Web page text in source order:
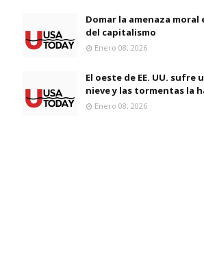
Domar la amenaza moral
del capitalismo
Enero 08, 2026
El oeste de EE. UU. sufre
nieve y las tormentas la
Enero 08, 2026